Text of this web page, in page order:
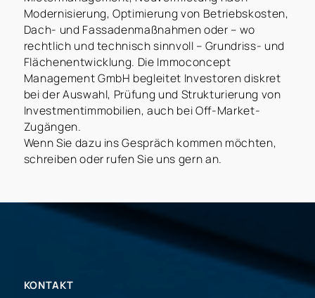
Modernisierung, Optimierung von Betriebskosten,
Dach- und Fassadenmaßnahmen oder – wo
rechtlich und technisch sinnvoll – Grundriss- und
Flächenentwicklung. Die Immoconcept
Management GmbH begleitet Investoren diskret
bei der Auswahl, Prüfung und Strukturierung von
Investmentimmobilien, auch bei Off-Market-
Zugängen.
Wenn Sie dazu ins Gespräch kommen möchten,
schreiben oder rufen Sie uns gern an.
KONTAKT